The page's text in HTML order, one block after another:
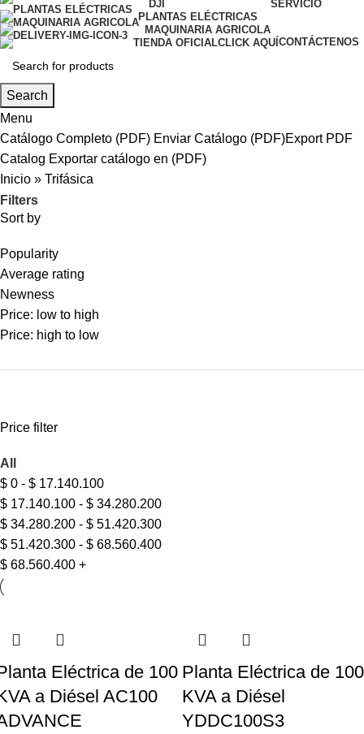
DJI
SERVICIO
PLANTAS ELÉCTRICAS
MAQUINARIA AGRICOLA
TIENDA OFICIALCLICK AQUÍCONTÁCTENOS
Search
Menu
Catálogo Completo (PDF) Enviar Catálogo (PDF)Export PDF
Catalog Exportar catálogo en (PDF)
Inicio » Trifásica
Filters
Sort by
Popularity
Average rating
Newness
Price: low to high
Price: high to low
Price filter
All
$ 0 - $ 17.140.100
$ 17.140.100 - $ 34.280.200
$ 34.280.200 - $ 51.420.300
$ 51.420.300 - $ 68.560.400
$ 68.560.400 +
Eléctrica de 100
a Diésel AC100
Planta Eléctrica de 100
KVA a Diésel
YDDC100S3